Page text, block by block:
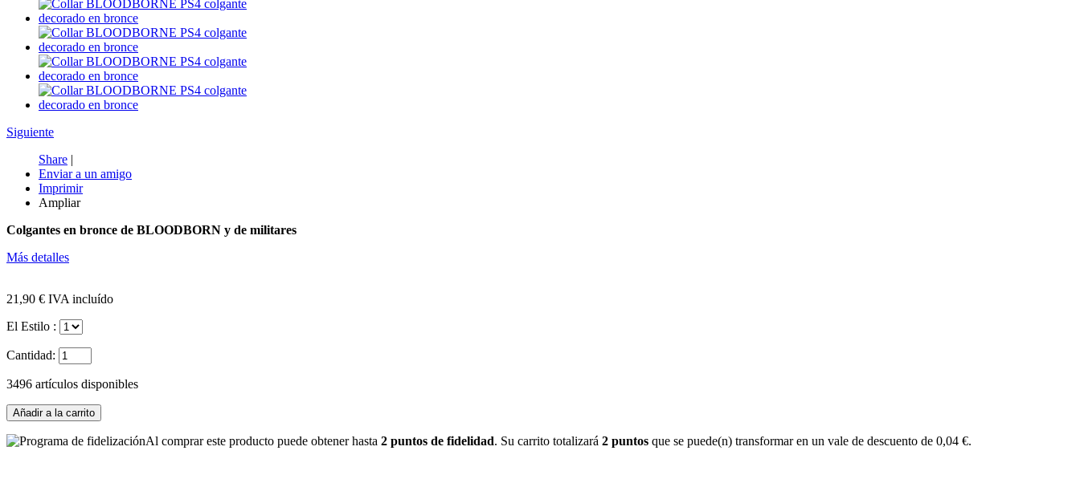
Nintendo Switch...
48,50 €
Sale 2913
Nuevo...
34,00 €
Sale 2375
ACE 3DS PLUS
7,50 €
Siguiente
Share |
Enviar a un amigo
Imprimir
Ampliar
Colgantes en bronce de BLOODBORN y de militares
Más detalles
21,90 € IVA incluído
El Estilo :
Cantidad:
3496 artículos disponibles
Al comprar este producto puede obtener hasta 2 puntos de fidelidad. Su carrito totalizará 2 puntos que se puede(n) transformar en un vale de descuento de 0,04 €.